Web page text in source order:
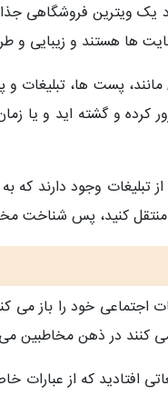
یک ویترین فروشگاهی
ها هستند و زیبایی
پست ها، تبلیغات
و گشته اید و یا
تبلیغات وجود دارند که
پس شناخت مخاطبان هدف و
اجتماعی خود را باز می
در ذهن مخاطبین
افتادید که از